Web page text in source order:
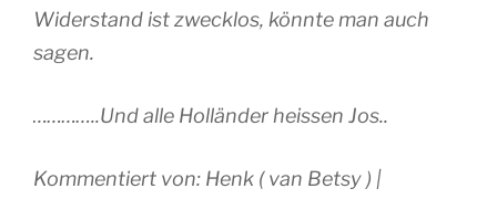
Widerstand ist zwecklos, könnte man auch
sagen.
…………..Und alle Holländer heissen Jos..
Kommentiert von: Henk ( van Betsy ) |